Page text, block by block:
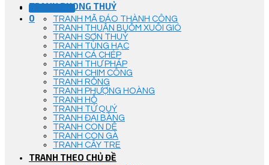
Góc Tư Vấn
0
TRANH PHONG THUỶ
TRANH MÃ ĐÁO THÀNH CÔNG
TRANH THUẬN BUỒM XUÔI GIÓ
TRANH SƠN THUỶ
TRANH TÙNG HẠC
TRANH CÁ CHÉP
TRANH THƯ PHÁP
TRANH CHIM CÔNG
TRANH RỒNG
TRANH PHƯỢNG HOÀNG
TRANH HỔ
TRANH TỨ QUÝ
TRANH ĐẠI BÀNG
TRANH CON DÊ
TRANH CON GÀ
TRANH CÂY TRE
TRANH THEO CHỦ ĐỀ